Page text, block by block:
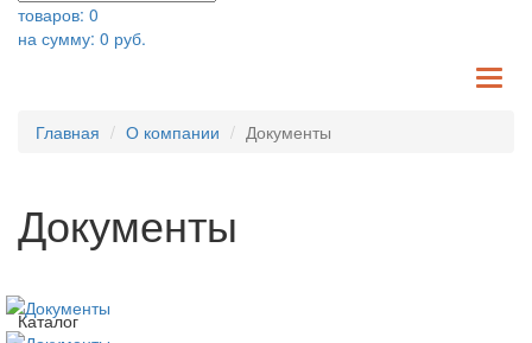
товаров: 0
на сумму: 0 руб.
Главная О компании Документы
Документы
Каталог